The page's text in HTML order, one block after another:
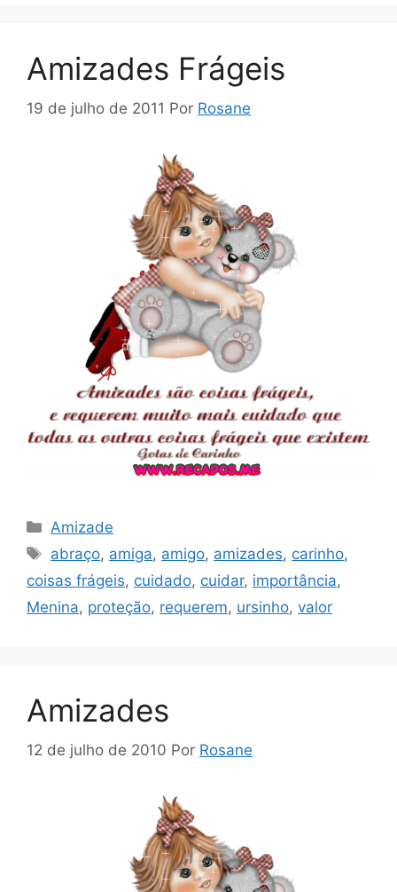
Amizades Frágeis
19 de julho de 2011 Por Rosane
Categorias
Amizade
Tags
abraço, amiga, amigo, amizades, carinho,
coisas frágeis, cuidado, cuidar, importância,
Menina, proteção, requerem, ursinho, valor
Amizades
12 de julho de 2010 Por Rosane